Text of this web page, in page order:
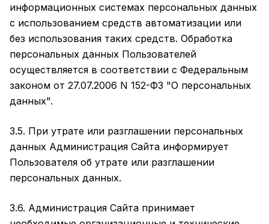
информационных системах персональных данных
с использованием средств автоматизации или
без использования таких средств. Обработка
персональных данных Пользователей
осуществляется в соответствии с Федеральным
законом от 27.07.2006 N 152-ФЗ "О персональных
данных".
3.5. При утрате или разглашении персональных
данных Администрация Сайта информирует
Пользователя об утрате или разглашении
персональных данных.
3.6. Администрация Сайта принимает